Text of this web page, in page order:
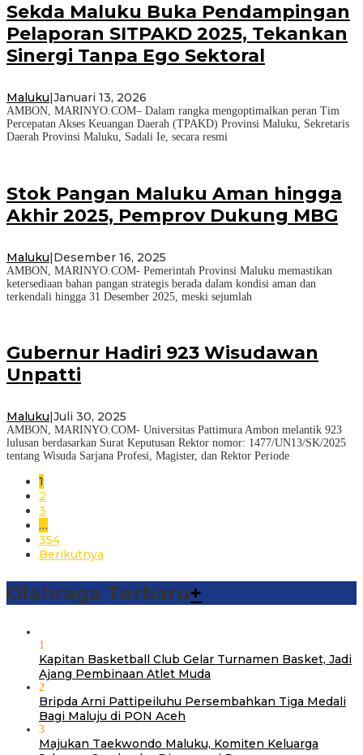
Sekda Maluku Buka Pendampingan
Pelaporan SITPAKD 2025, Tekankan
Sinergi Tanpa Ego Sektoral
Maluku Januari 13, 2026
AMBON, MARINYO.COM– Dalam rangka mengoptimalkan peran Tim
Percepatan Akses Keuangan Daerah (TPAKD) Provinsi Maluku, Sekretaris
Daerah Provinsi Maluku, Sadali Ie, secara resmi
Stok Pangan Maluku Aman hingga
Akhir 2025, Pemprov Dukung MBG
Maluku|Desember 16, 2025
AMBON, MARINYO.COM- Pemerintah Provinsi Maluku memastikan
ketersediaan bahan pangan strategis berada dalam kondisi aman dan
terkendali hingga 31 Desember 2025, meski sejumlah
Gubernur Hadiri 923 Wisudawan
Unpatti
Maluku Juli 30, 2025
AMBON, MARINYO.COM- Universitas Pattimura Ambon melantik 923
lulusan berdasarkan Surat Keputusan Rektor nomor: 1477/UN13/SK/2025
tentang Wisuda Sarjana Profesi, Magister, dan Rektor Periode
1
2
3
…
354
Berikutnya
Olahraga Terbaru+
1
Kapitan Basketball Club Gelar Turnamen Basket, Jadi
Ajang Pembinaan Atlet Muda
2
Bripda Arni Pattipeiluhu Persembahkan Tiga Medali
Bagi Maluju di PON Aceh
3
Majukan Taekwondo Maluku, Komiten Keluarga